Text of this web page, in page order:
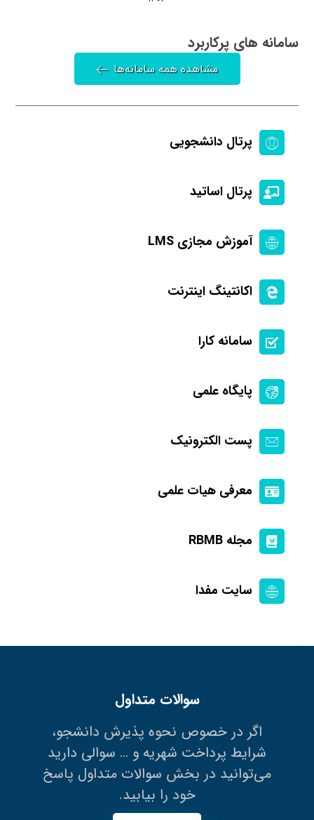
سامانه های پرکاربرد
مشاهده همه سامانه‌ها
پرتال دانشجویی
پرتال اساتید
آموزش مجازی LMS
اکانتینگ اینترنت
سامانه کارا
پایگاه علمی
پست الکترونیک
معرفی هیات علمی
مجله RBMB
سایت مفدا
سوالات متداول
اگر در خصوص نحوه پذیرش دانشجو،
شرایط پرداخت شهریه و … سوالی دارید
می‌توانید در بخش سوالات متداول پاسخ
خود را بیابید.